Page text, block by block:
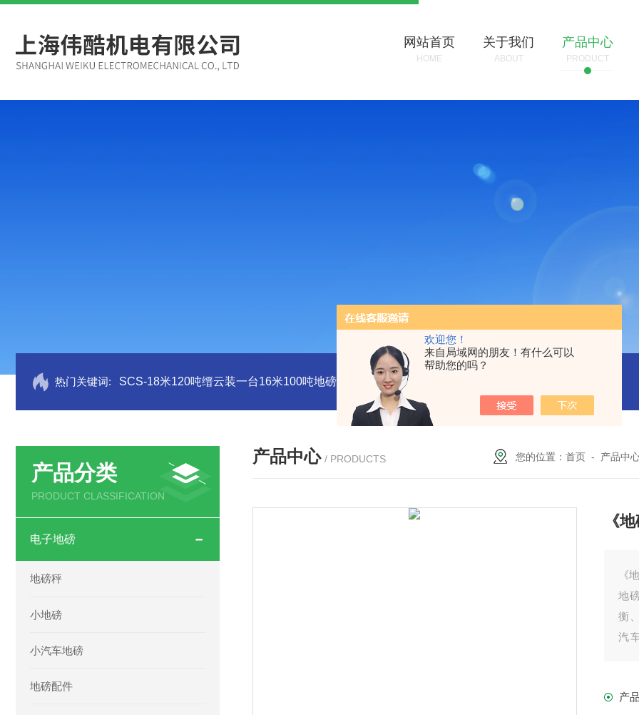
欢迎您！
来自局域网的朋友！有什么可以
帮助您的吗？
网站首页
HOME
关于我们
ABOUT
产品中心
PRODUCT
热门关键词: SCS-18米120吨缙云装一台16米100吨地磅多少钱？ SCS-18米120吨温岭装一台16米100吨地磅多少
产品分类
PRODUCT CLASSIFICATION
电子地磅
地磅秤
小地磅
小汽车地磅
地磅配件
产品中心 / PRODUCTS 您的位置：首页 - 产品中
《
《
地
衡
汽
产